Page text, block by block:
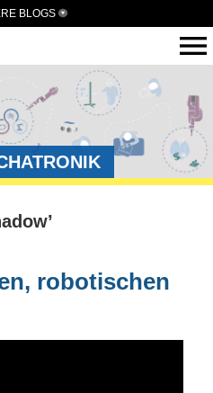
BLOGS
robotischen